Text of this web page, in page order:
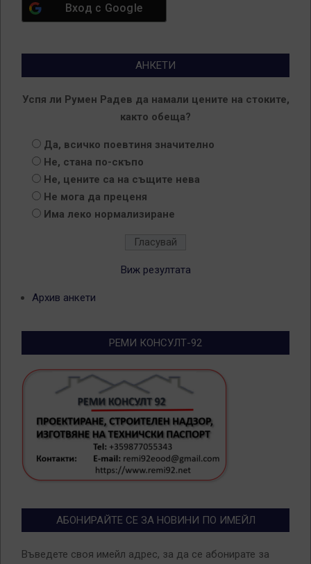
Вход с Google
АНКЕТИ
Успя ли Румен Радев да намали цените на стоките,
както обеща?
Да, всичко поевтиня значително
Не, стана по-скъпо
Не, цените са на същите нева
Не мога да преценя
Има леко нормализиране
Виж резултата
Архив анкети
РЕМИ КОНСУЛТ-92
АБОНИРАЙТЕ СЕ ЗА НОВИНИ ПО ИМЕЙЛ
Въведете своя имейл адрес, за да се абонирате за